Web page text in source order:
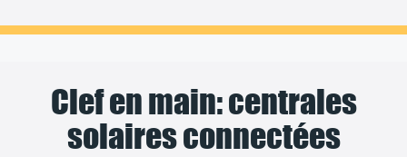
Clef en main: centrales
solaires connectées